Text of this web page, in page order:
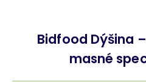
Bidfood Dýšina
masné